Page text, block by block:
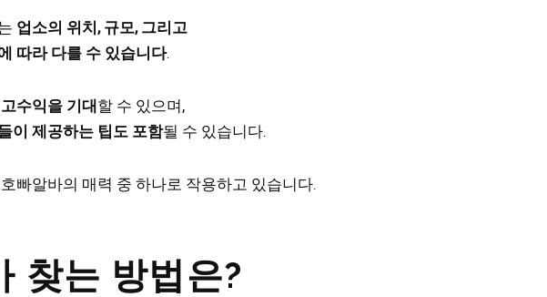
업소의 위치, 규모, 그리고
따라 다를 수 있습니다.
수익을 기대할 수 있으며,
이 제공하는 팁도 포함될 수 있습니다.
빠알바의 매력 중 하나로 작용하고 있습니다.
찾는 방법은?